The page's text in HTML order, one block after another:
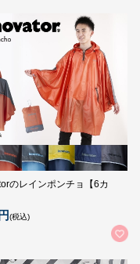
のレインポンチョ【6カ
(税込)